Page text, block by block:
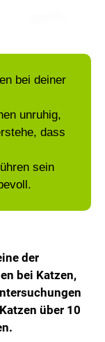
bei deiner
unruhig,
dass
sein
der
bei Katzen,
über 10